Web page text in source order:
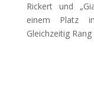
Rickert und
einem Platz
Gleichzeitig